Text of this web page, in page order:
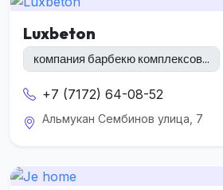
Luxbeton
компания барбекю комплексов...
+7 (7172) 64-08-52
Альмукан Сембинов улица, 7